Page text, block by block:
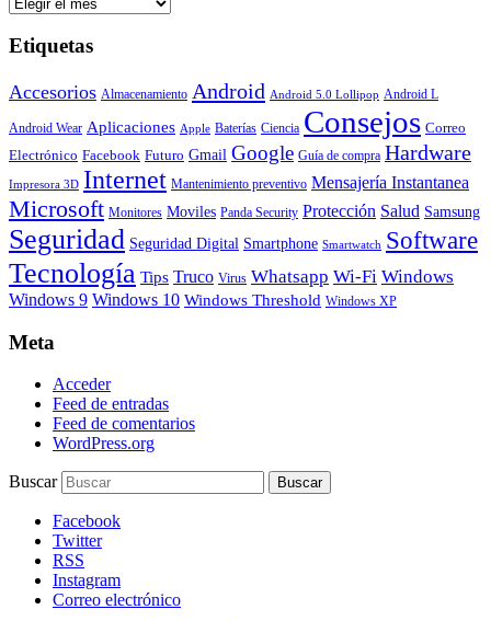
Etiquetas
Accesorios Almacenamiento Android Android 5.0 Lollipop Android L
Android Wear Aplicaciones Apple Baterías Ciencia Consejos Correo
Electrónico Facebook Futuro Gmail Google Guía de compra Hardware
Impresora 3D Internet Mantenimiento preventivo Mensajería Instantanea
Microsoft Monitores Moviles Panda Security Protección Salud Samsung
Seguridad Seguridad Digital Smartphone Smartwatch Software
Tecnología Tips Truco Virus Whatsapp Wi-Fi Windows
Windows 9 Windows 10 Windows Threshold Windows XP
Meta
Acceder
Feed de entradas
Feed de comentarios
WordPress.org
Buscar
Facebook
Twitter
RSS
Instagram
Correo electrónico